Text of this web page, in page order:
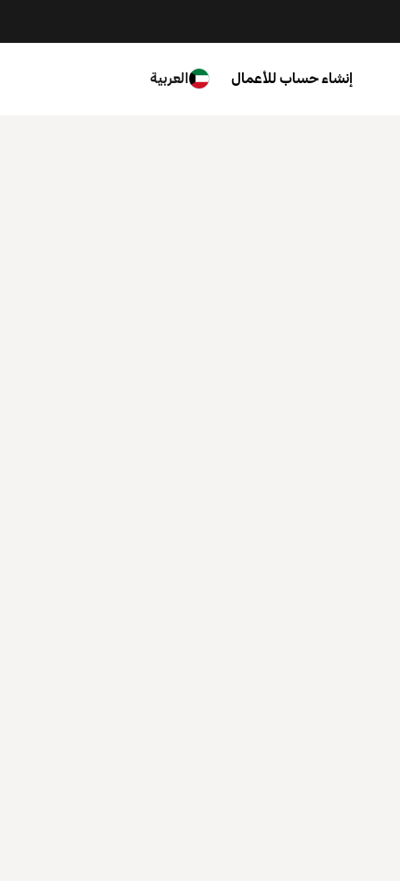
إنشاء حساب للأعمال العربية